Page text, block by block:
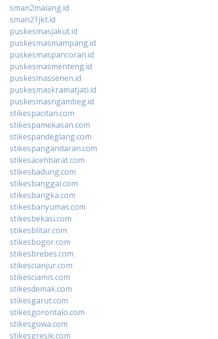
sman2malang.id
sman21jkt.id
puskesmasjakut.id
puskesmasmampang.id
puskesmaspancoran.id
puskesmasmenteng.id
puskesmassenen.id
puskesmaskramatjati.id
puskesmasngambeg.id
stikespacitan.com
stikespamekasan.com
stikespandeglang.com
stikespangandaran.com
stikesacehbarat.com
stikesbadung.com
stikesbanggai.com
stikesbangka.com
stikesbanyumas.com
stikesbekasi.com
stikesblitar.com
stikesbogor.com
stikesbrebes.com
stikescianjur.com
stikesciamis.com
stikesdemak.com
stikesgarut.com
stikesgorontalo.com
stikesgowa.com
stikesgresik.com